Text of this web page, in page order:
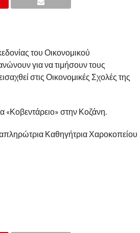
του Οικονομικού
για να τιμήσουν τους
στις Οικονομικές Σχολές της
«Κοβεντάρειο» στην Κοζάνη.
Καθηγήτρια Χαροκοπείου